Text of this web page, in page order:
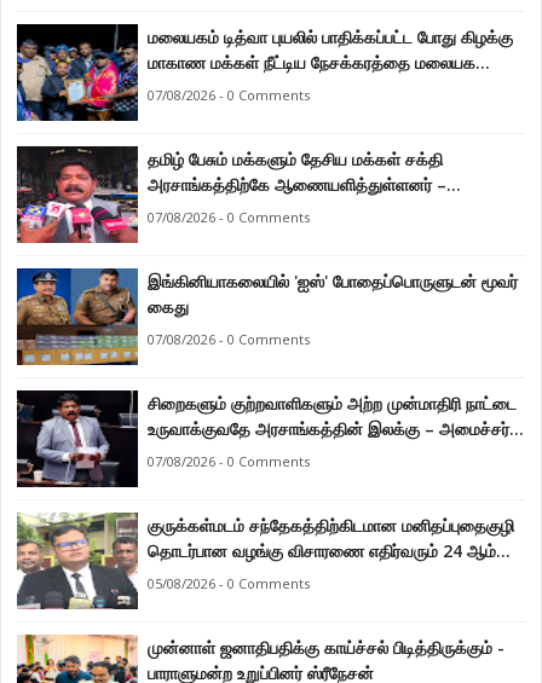
மலையகம் டித்வா புயலில் பாதிக்கப்பட்ட போது கிழக்கு
மாகாண மக்கள் நீட்டிய நேசக்கரத்தை மலையக
மக்கள் ஒருபோதும் மறக்கமாட்டார்கள் : நுவரெலியா
07/08/2026 - 0 Comments
தமிழ் பேசும் மக்களும் தேசிய மக்கள் சக்தி
அரசாங்கத்திற்கே ஆணையளித்துள்ளனர் –
கடற்றொழில் அமைச்சர் இராமலிங்கம் சந்திரசேகர்
07/08/2026 - 0 Comments
இங்கினியாகலையில் 'ஐஸ்' போதைப்பொருளுடன் மூவர்
கைது
07/08/2026 - 0 Comments
சிறைகளும் குற்றவாளிகளும் அற்ற முன்மாதிரி நாட்டை
உருவாக்குவதே அரசாங்கத்தின் இலக்கு – அமைச்சர்
இராமலிங்கம் சந்திரசேகர்
07/08/2026 - 0 Comments
குருக்கள்மடம் சந்தேகத்திற்கிடமான மனிதப்புதைகுழி
தொடர்பான வழங்கு விசாரணை எதிர்வரும் 24 ஆம்
திகதிக்கு தவணையிடப்பட்டுள்ளது.
05/08/2026 - 0 Comments
முன்னாள் ஜனாதிபதிக்கு காய்ச்சல் பிடித்திருக்கும் -
பாராளுமன்ற உறுப்பினர் ஸ்ரீநேசன்